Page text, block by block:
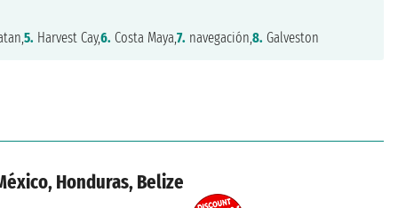
5. Harvest Cay,6. Costa Maya,7. navegación,8. Galveston
Honduras, Belize